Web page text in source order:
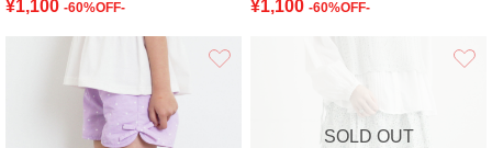
¥1,100 -60%OFF- ¥1,100 -60%OFF-
SOLD OUT